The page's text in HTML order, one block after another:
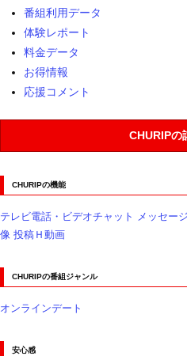
番組利用データ
体験レポート
料金データ
お得情報
応援コメント
CHURIPの
CHURIPの機能
テレビ電話・ビデオチャット メッセージ
像 投稿Ｈ動画
CHURIPの番組ジャンル
オンラインデート
安心感